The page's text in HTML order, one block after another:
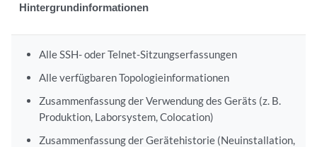
Hintergrundinformationen
Alle SSH- oder Telnet-Sitzungserfassungen
Alle verfügbaren Topologieinformationen
Zusammenfassung der Verwendung des Geräts (z. B.
Produktion, Laborsystem, Colocation)
Zusammenfassung der Gerätehistorie (Neuinstallation,